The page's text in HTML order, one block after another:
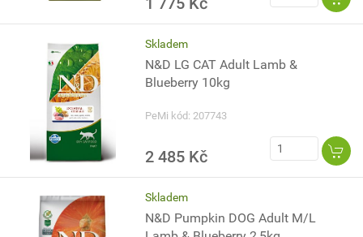
Skladem
N&D LG CAT Adult Lamb &
Blueberry 10kg
PeMi kód: 207743
2 485 Kč
Skladem
N&D Pumpkin DOG Adult M/L